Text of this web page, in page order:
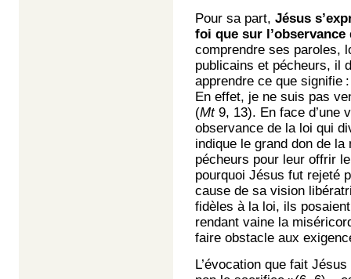
Pour sa part, Jésus
foi que sur l’observance
comprendre ses paroles,
publicains et pécheurs, il
apprendre ce que signifie
En effet, je ne suis pas
(Mt9, 13). En face d’une
observance de la loi qui
indique le grand don de
pécheurs pour leur offrir
pourquoi Jésus fut rejeté
cause de sa vision
fidèles à la loi, ils
rendant vaine la
faire obstacle aux
L’évocation que fait